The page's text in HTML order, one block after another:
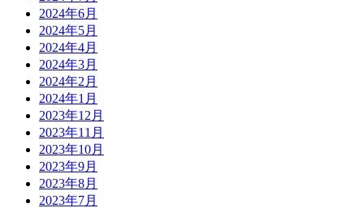
2024年6月
2024年5月
2024年4月
2024年3月
2024年2月
2024年1月
2023年12月
2023年11月
2023年10月
2023年9月
2023年8月
2023年7月